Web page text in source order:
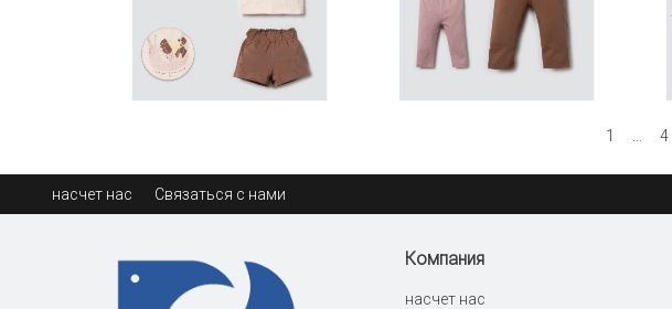
1 4
насчет нас Связаться с нами
Компания
насчет нас